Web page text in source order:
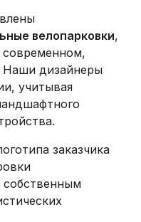
велопарковки,
современном,
Наши дизайнеры
учитывая
заказчика
собственным